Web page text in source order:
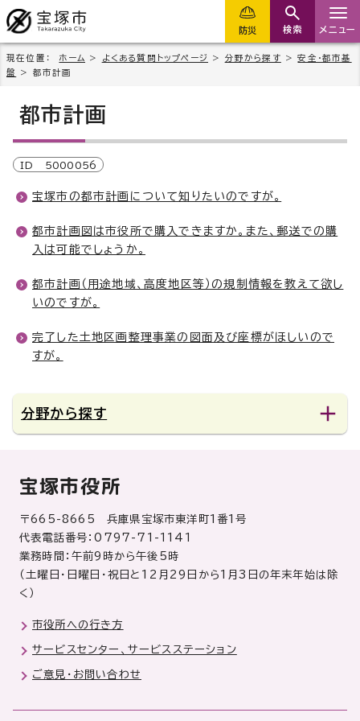
防災 検索 メニュー
現在位置： ホーム > よくある質問トップページ > 分野から探す >安全・都市基
盤
> 都市計画
都市計画
ID 5000056
宝塚市の都市計画について知りたいのですが。
都市計画図は市役所で購入できますか。また、郵送での購
入は可能でしょうか。
都市計画（用途地域、高度地区等）の規制情報を教えて欲し
いのですが。
完了した土地区画整理事業の図面及び座標がほしいので
すが。
分野から探す
宝塚市役所
〒665-8665 兵庫県宝塚市東洋町1番1号
代表電話番号：0797-71-1141
業務時間：午前9時から午後5時
（土曜日・日曜日・祝日と12月29日から1月3日の年末年始は除
く）
市役所への行き方
サービスセンター、サービスステーション
ご意見・お問い合わせ